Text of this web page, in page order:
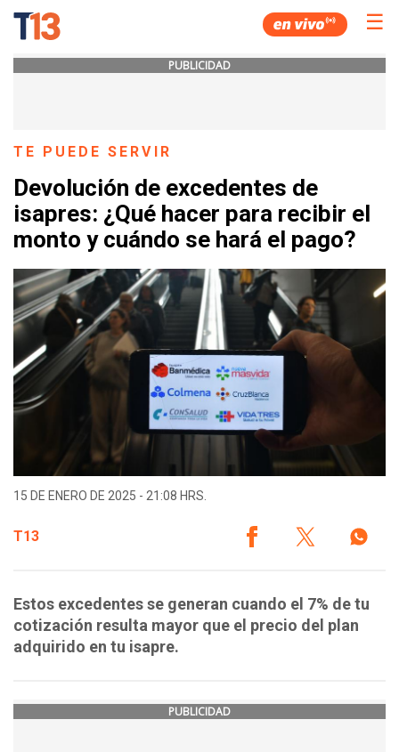
☰
PUBLICIDAD
TE PUEDE SERVIR
Devolución de excedentes de
isapres: ¿Qué hacer para recibir el
monto y cuándo se hará el pago?
15 DE ENERO DE 2025 - 21:08 HRS.
T13
Estos excedentes se generan cuando el 7% de tu
cotización resulta mayor que el precio del plan
adquirido en tu isapre.
PUBLICIDAD